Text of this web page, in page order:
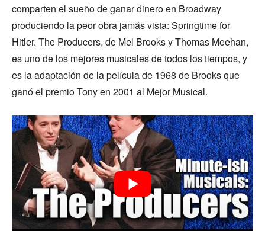
comparten el sueño de ganar dinero en Broadway
produciendo la peor obra jamás vista: Springtime for
Hitler. The Producers, de Mel Brooks y Thomas Meehan,
es uno de los mejores musicales de todos los tiempos, y
es la adaptación de la película de 1968 de Brooks que
ganó el premio Tony en 2001 al Mejor Musical.